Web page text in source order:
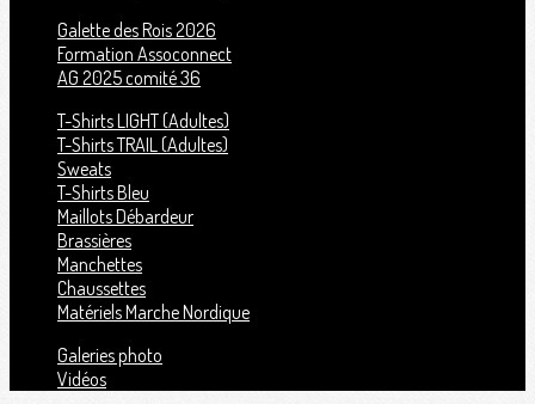
Galette des Rois 2026
Formation Assoconnect
AG 2025 comité 36
T-Shirts LIGHT (Adultes)
T-Shirts TRAIL (Adultes)
Sweats
T-Shirts Bleu
Maillots Débardeur
Brassières
Manchettes
Chaussettes
Matériels Marche Nordique
Galeries photo
Vidéos